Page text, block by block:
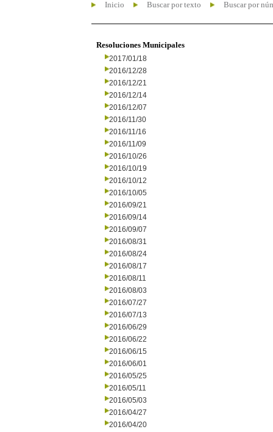
Inicio Buscar por texto Buscar por
Resoluciones Municipales
2017/01/18
2016/12/28
2016/12/21
2016/12/14
2016/12/07
2016/11/30
2016/11/16
2016/11/09
2016/10/26
2016/10/19
2016/10/12
2016/10/05
2016/09/21
2016/09/14
2016/09/07
2016/08/31
2016/08/24
2016/08/17
2016/08/11
2016/08/03
2016/07/27
2016/07/13
2016/06/29
2016/06/22
2016/06/15
2016/06/01
2016/05/25
2016/05/11
2016/05/03
2016/04/27
2016/04/20